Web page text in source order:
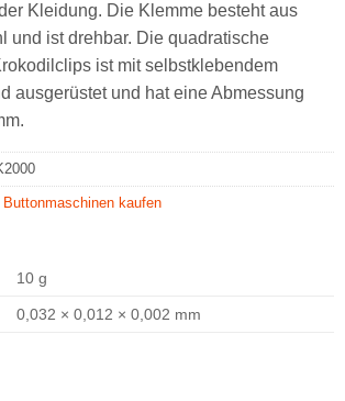
Kleidung. Die Klemme besteht aus
und ist drehbar. Die quadratische
ist mit selbstklebendem
ausgerüstet und hat eine Abmessung
kaufen
10 g
0,032 × 0,012 × 0,002 mm